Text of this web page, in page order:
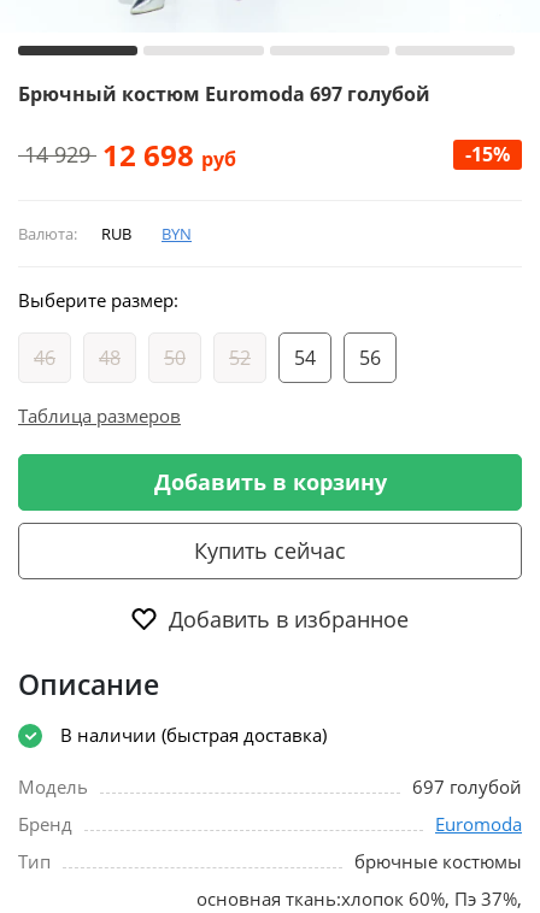
Брючный костюм Euromoda 697 голубой
14 929 12 698 руб -15%
Валюта: RUB BYN
Выберите размер:
46 48 50 52 54 56
Таблица размеров
Добавить в корзину
Купить сейчас
Добавить в избранное
Описание
В наличии (быстрая доставка)
Модель
697 голубой
Бренд
Euromoda
Тип
брючные костюмы
основная ткань:хлопок 60%, Пэ 37%,